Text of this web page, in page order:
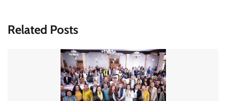
Related Posts